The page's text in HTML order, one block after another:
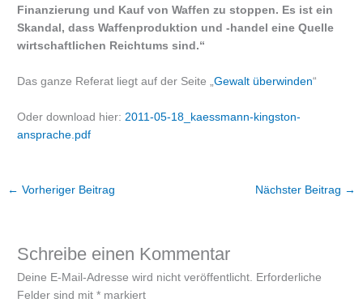
Finanzierung und Kauf von Waffen zu stoppen. Es ist ein
Skandal, dass Waffenproduktion und -handel eine Quelle
wirtschaftlichen Reichtums sind.“
Das ganze Referat liegt auf der Seite „Gewalt überwinden“
Oder download hier:2011-05-18_kaessmann-kingston-
ansprache.pdf
← Vorheriger Beitrag Nächster Beitrag →
Schreibe einen Kommentar
Deine E-Mail-Adresse wird nicht veröffentlicht. Erforderliche
Felder sind mit* markiert